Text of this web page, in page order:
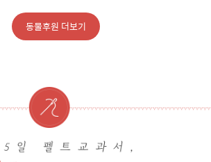
동물후원 더보기